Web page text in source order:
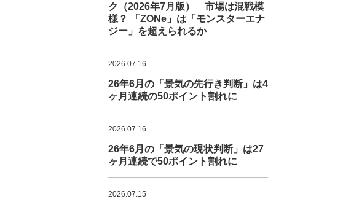
ク（2026年7月版） 市場は混戦模
様？ 「ZONe」は「モンスターエナ
ジー」を超えられるか
2026.07.16
26年6月の「景気の先行き判断」は4
ヶ月連続の50ポイント割れに
2026.07.16
26年6月の「景気の現状判断」は27
ヶ月連続で50ポイント割れに
2026.07.15